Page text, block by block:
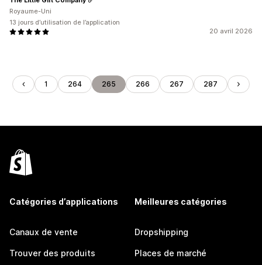
20 avril 2026
Royaume-Uni
13 jours d’utilisation de l’application
1 264 265 266 267 287
Catégories d’applications
Canaux de vente
Trouver des produits
Meilleures catégories
Dropshipping
Places de marché